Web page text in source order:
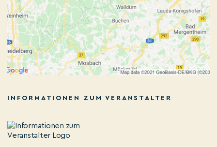
INFORMATIONEN ZUM VERANSTALTER